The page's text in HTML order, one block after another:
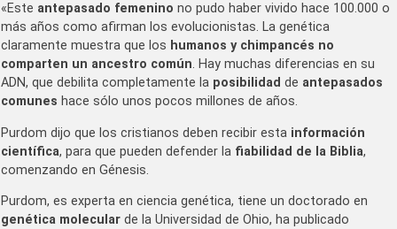
«Este antepasado femenino no pudo haber vivido hace 100.000 o
más años como afirman los evolucionistas. La genética
claramente muestra que los humanos y chimpancés no
comparten un ancestro común. Hay muchas diferencias en su
ADN, que debilita completamente la posibilidad de antepasados
comunes hace sólo unos pocos millones de años.
Purdom dijo que los cristianos deben recibir esta información
científica, para que pueden defender la fiabilidad de la Biblia,
comenzando en Génesis.
Purdom, es experta en ciencia genética, tiene un doctorado en
genética molecular de la Universidad de Ohio, ha publicado